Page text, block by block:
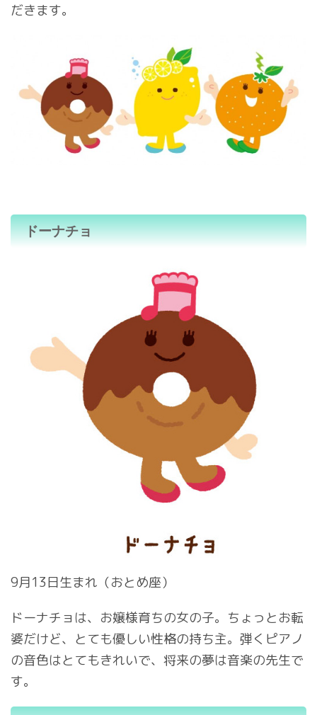
だきます。
ドーナチョ
9月13日生まれ（おとめ座）
ドーナチョは、お嬢様育ちの女の子。ちょっとお転
婆だけど、とても優しい性格の持ち主。弾くピアノ
の音色はとてもきれいで、将来の夢は音楽の先生で
す。